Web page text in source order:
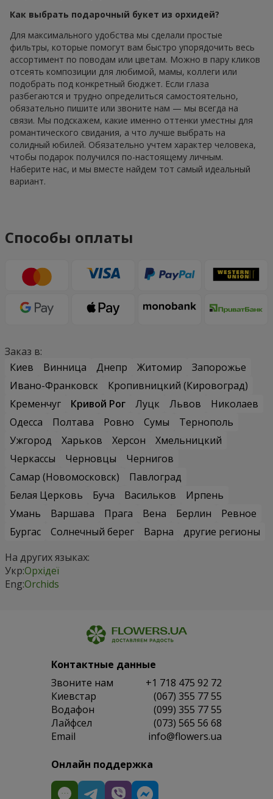
Как выбрать подарочный букет из орхидей?
Для максимального удобства мы сделали простые
фильтры, которые помогут вам быстро упорядочить весь
ассортимент по поводам или цветам. Можно в пару кликов
отсеять композиции для любимой, мамы, коллеги или
подобрать под конкретный бюджет. Если глаза
разбегаются и трудно определиться самостоятельно,
обязательно пишите или звоните нам — мы всегда на
связи. Мы подскажем, какие именно оттенки уместны для
романтического свидания, а что лучше выбрать на
солидный юбилей. Обязательно учтем характер человека,
чтобы подарок получился по-настоящему личным.
Наберите нас, и мы вместе найдем тот самый идеальный
вариант.
Способы оплаты
Заказ в:
Киев
Винница Днепр Житомир
Запорожье
Ивано-Франковск
Кропивницкий (Кировоград)
Кременчуг
Кривой Рог Луцк Львов
Николаев
Одесса
Полтава Ровно Сумы
Тернополь
Ужгород
Харьков Херсон
Хмельницкий
Черкассы
Черновцы
Чернигов
Самар (Новомосковск)
Павлоград
Белая Церковь
Буча Васильков
Ирпень
Умань
Варшава Прага Вена Берлин
Ревное
Бургас
Солнечный берег Варна
другие регионы
На других языках:
Укр:Орхідеї
Eng:Orchids
Контактные данные
Звоните нам
+1 718 475 92 72
Киевстар
(067) 355 77 55
Водафон
(099) 355 77 55
Лайфсел
(073) 565 56 68
Email
info@flowers.ua
Онлайн поддержка